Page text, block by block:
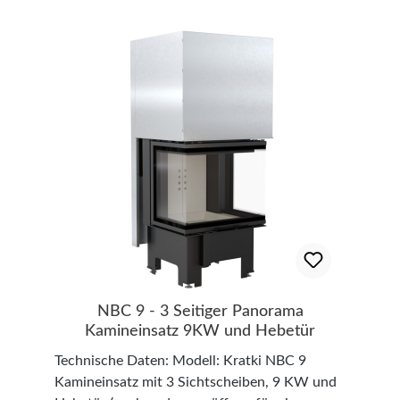
eine praktische und sichere Lagerung von
schweres Brennholz problemlos.Vielseitig
einsetzbarIdeal für moderne und klassische
Wohnräume, Ferienhäuser, Chalets oder
sich harmonisch in verschiedenste
Einrichtungsstile ein. Vorteile auf einen
Blick:Zeitloses, industrielles DesignHoch
belastbar und langlebigSchutz durch
hochwertige PulverbeschichtungIndoor &
überdachter Outdoor-Einsatz möglich
StahlOberfläche: Schwarz, pulverbeschichtet
– für extra Langlebigkeit und
NBC 9 - 3 Seitiger Panorama
Kamineinsatz 9KW und Hebetür
Technische Daten: Modell: Kratki NBC 9
Kamineinsatz mit 3 Sichtscheiben, 9 KW und